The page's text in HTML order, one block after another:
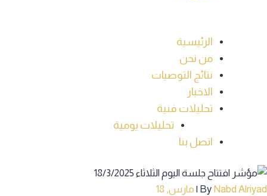
الرئيسية
من نحن
نتائج التوصيات
الاخبار
تحليلات فنية
تحليلات يومية
اتصل بنا
By Nabd Alriyad
| مارس, 18